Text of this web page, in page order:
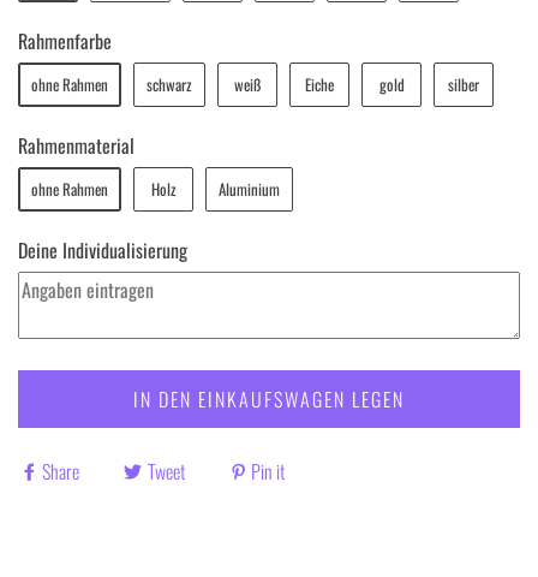
Rahmenfarbe
ohne Rahmen schwarz weiß Eiche gold silber
Rahmenmaterial
ohne Rahmen Holz Aluminium
Deine Individualisierung
IN DEN EINKAUFSWAGEN LEGEN
Share Tweet Pin it